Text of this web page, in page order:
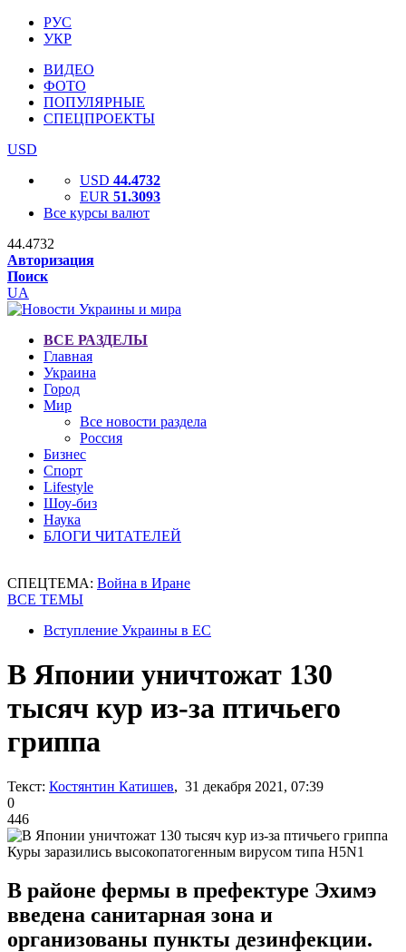
РУС
УКР
ВИДЕО
ФОТО
ПОПУЛЯРНЫЕ
СПЕЦПРОЕКТЫ
USD
USD 44.4732
EUR 51.3093
Все курсы валют
44.4732
Авторизация
Поиск
UA
ВСЕ РАЗДЕЛЫ
Главная
Украина
Город
Мир
Все новости раздела
Россия
Бизнес
Спорт
Lifestyle
Шоу-биз
Наука
БЛОГИ ЧИТАТЕЛЕЙ
СПЕЦТЕМА: Война в Иране
ВСЕ ТЕМЫ
Вступление Украины в ЕС
В Японии уничтожат 130
тысяч кур из-за птичьего
гриппа
Текст: Костянтин Катишев, 31 декабря 2021, 07:39
0
446
Куры заразились высокопатогенным вирусом типа H5N1
В районе фермы в префектуре Эхимэ
введена санитарная зона и
организованы пункты дезинфекции.